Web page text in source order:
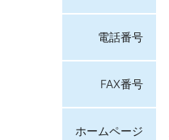
電話番号
FAX番号
ホームページ